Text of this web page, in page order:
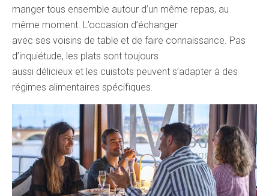
manger tous ensemble autour d’un même repas, au
même moment. L’occasion d’échanger
avec ses voisins de table et de faire connaissance. Pas
d’inquiétude, les plats sont toujours
aussi délicieux et les cuistots peuvent s’adapter à des
régimes alimentaires spécifiques.